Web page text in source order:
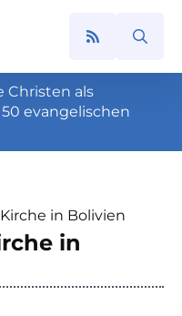
Search
Christen als
evangelischen
in Bolivien
in